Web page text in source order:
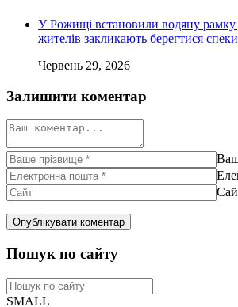
У Рожищі встановили водяну рамку
жителів закликають берегтися спеки
Червень 29, 2026
Залишити коментар
Пошук по сайту
SMALL